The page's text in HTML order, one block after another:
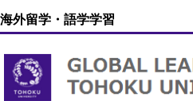
海外留学・語学学習